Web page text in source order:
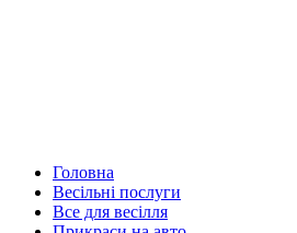
Головна
Весільні послуги
Все для весілля